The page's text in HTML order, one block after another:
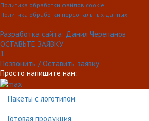
Политика обработки файлов cookie
Политика обработки персональных данных
Разработка сайта: Данил Черепанов
ОСТАВЬТЕ ЗАЯВКУ
1
Позвонить / Оставить заявку
Просто напишите нам:
Пакеты с логотипом
Готовая продукция